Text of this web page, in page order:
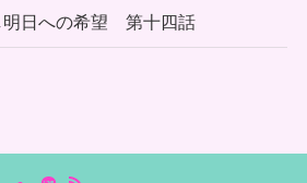
明日への希望 第十四話